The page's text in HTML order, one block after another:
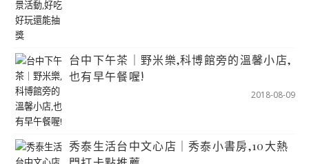
台中下午茶｜野米樂,科博館旁的溫馨小店,
也有早午餐喔!
2018-08-09
秀泰生活台中文心店｜秀泰小書房,10大熱